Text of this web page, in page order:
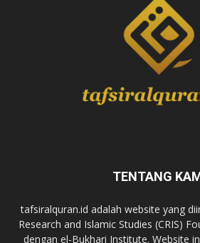
TENTANG
tafsiralquran.id adalah website yang
Research and Islamic Studies (CRIS)
dengan el-Bukhari Institute. Website